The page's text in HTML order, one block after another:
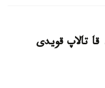
تالاپ قويدى